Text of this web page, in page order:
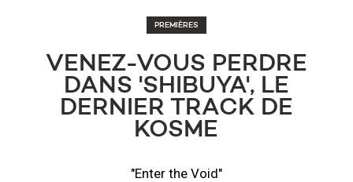
PREMIÈRES
VENEZ-VOUS PERDRE
DANS 'SHIBUYA', LE
DERNIER TRACK DE
KOSME
"Enter the Void"